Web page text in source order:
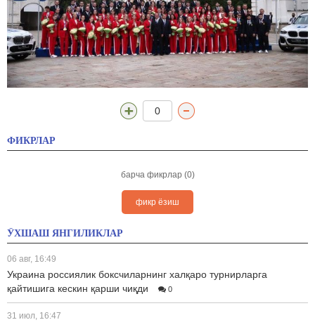
0
ФИКРЛАР
барча фикрлар (0)
фикр ёзиш
ЎХШАШ ЯНГИЛИКЛАР
06 авг, 16:49
Украина россиялик боксчиларнинг халқаро турнирларга
қайтишига кескин қарши чиқди
0
31 июл, 16:47